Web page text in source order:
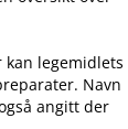
legemidlets
Navn
angitt der